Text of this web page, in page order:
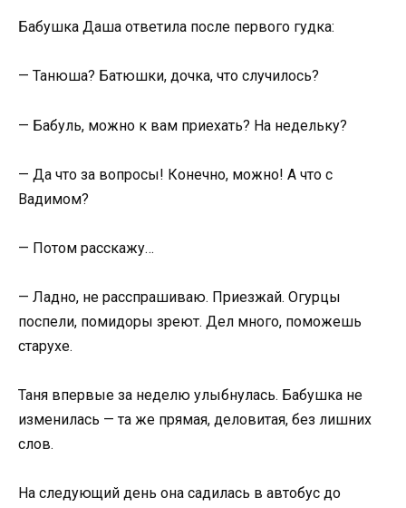
Бабушка Даша ответила после первого гудка:
— Танюша? Батюшки, дочка, что случилось?
— Бабуль, можно к вам приехать? На недельку?
— Да что за вопросы! Конечно, можно! А что с
Вадимом?
— Потом расскажу…
— Ладно, не расспрашиваю. Приезжай. Огурцы
поспели, помидоры зреют. Дел много, поможешь
старухе.
Таня впервые за неделю улыбнулась. Бабушка не
изменилась — та же прямая, деловитая, без лишних
слов.
На следующий день она садилась в автобус до